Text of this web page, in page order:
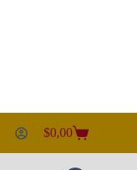
Carrello
$0,00